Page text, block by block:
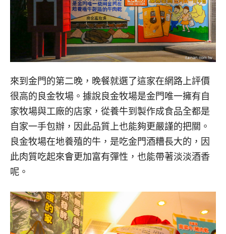
來到金門的第二晚，晚餐就選了這家在網路上評價
很高的良金牧場。據說良金牧場是金門唯一擁有自
家牧場與工廠的店家，從養牛到製作成食品全都是
自家一手包辦，因此品質上也能夠更嚴謹的把關。
良金牧場在地養殖的牛，是吃金門酒糟長大的，因
此肉質吃起來會更加富有彈性，也能帶著淡淡酒香
呢。